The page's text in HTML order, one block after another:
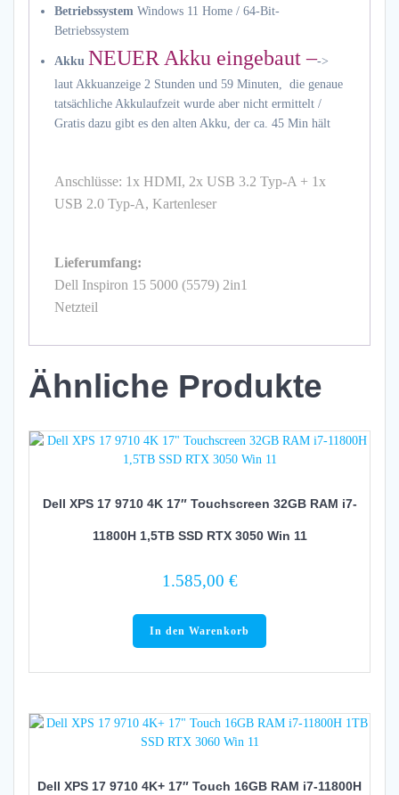
Betriebssystem Windows 11 Home / 64-Bit-
Betriebssystem
Akku NEUER Akku eingebaut –->
laut Akkuanzeige 2 Stunden und 59 Minuten, die genaue
tatsächliche Akkulaufzeit wurde aber nicht ermittelt /
Gratis dazu gibt es den alten Akku, der ca. 45 Min hält
Anschlüsse: 1x HDMI, 2x USB 3.2 Typ-A + 1x
USB 2.0 Typ-A, Kartenleser
Lieferumfang:
Dell Inspiron 15 5000 (5579) 2in1
Netzteil
Ähnliche Produkte
Dell XPS 17 9710 4K 17″ Touchscreen 32GB RAM i7-
11800H 1,5TB SSD RTX 3050 Win 11
1.585,00 €
In den Warenkorb
Dell XPS 17 9710 4K+ 17″ Touch 16GB RAM i7-11800H